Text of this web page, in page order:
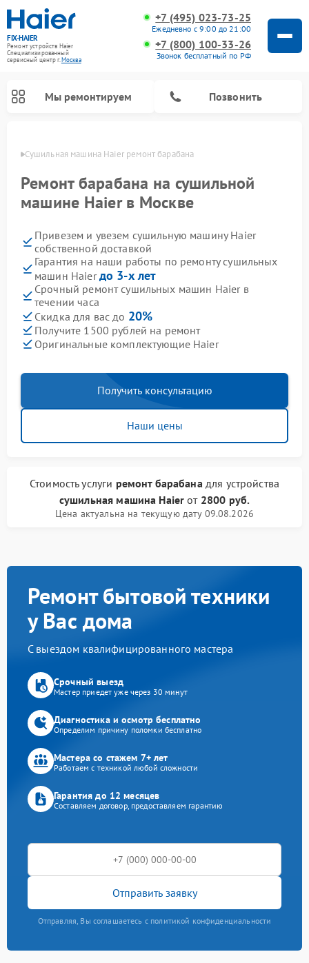
FIX-HAIER
Ремонт устройств Haier
Специализированный
cервисный центр г.Москва
+7 (495) 023-73-25
Ежедневно с 9:00 до 21:00
+7 (800) 100-33-26
Звонок бесплатный по РФ
Мы ремонтируем Позвонить
Сушильная машина Haier ремонт барабана
Ремонт барабана на сушильной
машине Haier в Москве
Привезем и увезем сушильную машину Haier
собственной доставкой
Гарантия на наши работы по ремонту сушильных
машин Haierдо 3-х лет
Срочный ремонт сушильных машин Haier в
течении часа
Скидка для вас до 20%
Получите 1500 рублей на ремонт
Оригинальные комплектующие Haier
Получить консультацию
Наши цены
Стоимость услуги ремонт барабанадля устройства
сушильная машина Haier от 2800 руб.
Цена актуальна на текущую дату 09.08.2026
Ремонт бытовой техники
у Вас дома
С выездом квалифицированного мастера
Срочный выезд
Мастер приедет уже через 30 минут
Диагностика и осмотр бесплатно
Определим причину поломки бесплатно
Мастера со стажем 7+ лет
Работаем с техникой любой сложности
Гарантия до 12 месяцев
Составляем договор, предоставляем гарантию
Отправить заявку
Отправляя, Вы соглашаетесь с политикой конфиденциальности